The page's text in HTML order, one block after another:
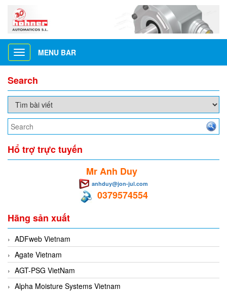
Toggle
navigation
MENU BAR
Search
Hổ trợ trực tuyến
Mr Anh Duy
anhduy@jon-jul.com
0379574554
Hãng sản xuất
ADFweb Vietnam
Agate Vietnam
AGT-PSG VietNam
Alpha Moisture Systems Vietnam